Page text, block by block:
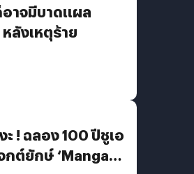
าจมีบาดแผล
หลังเหตุร้าย
ะ ! ฉลอง 100 ปีชูเอ
กต์ยักษ์ ‘Manga